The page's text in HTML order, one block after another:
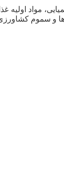
مواد اولیه
و سموم